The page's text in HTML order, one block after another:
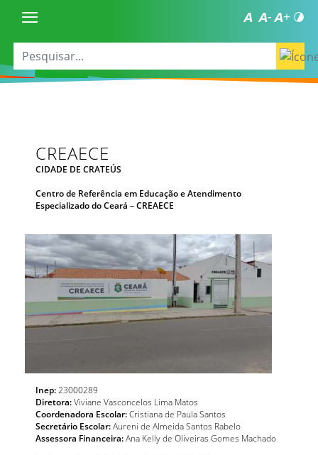
CREAECE
CIDADE DE CRATEÚS
Centro de Referência em Educação e Atendimento
Especializado do Ceará – CREAECE
Inep: 23000289
Diretora:Viviane Vasconcelos Lima Matos
Coordenadora Escolar:Cristiana de Paula Santos
Secretário Escolar:Aureni de Almeida Santos Rabelo
Assessora Financeira:Ana Kelly de Oliveiras Gomes Machado